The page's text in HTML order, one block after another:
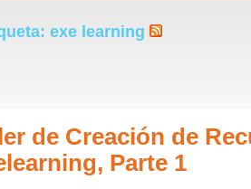
exe learning
de Creación de
Parte 1